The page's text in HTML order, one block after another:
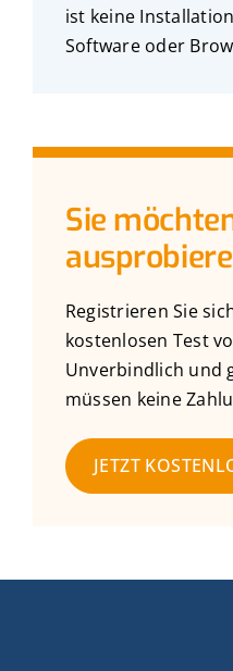
ist keine
Software oder
Sie
Registrieren Sie
kostenlosen Test
Unverbindlich und
müssen keine
JETZT